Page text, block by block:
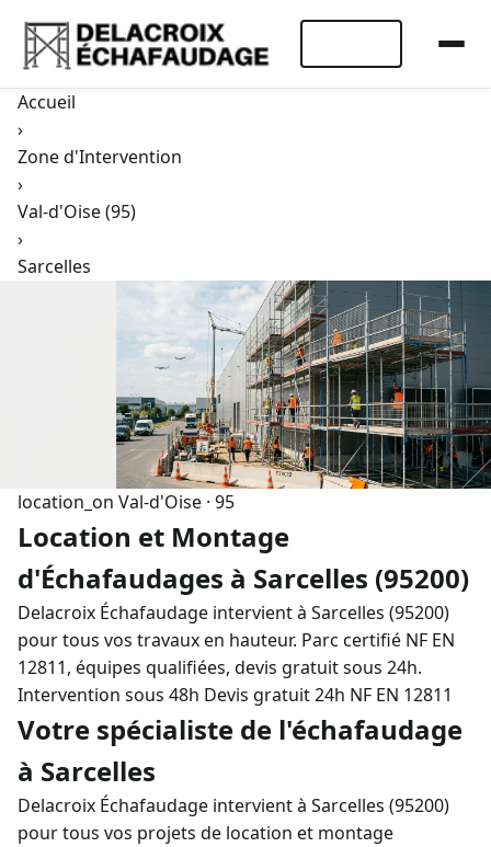
Accueil
›
Zone d'Intervention
›
Val-d'Oise (95)
›
Sarcelles
location_on Val-d'Oise · 95
Location et Montage
d'Échafaudages à Sarcelles (95200)
Delacroix Échafaudage intervient à Sarcelles (95200)
pour tous vos travaux en hauteur. Parc certifié NF EN
12811, équipes qualifiées, devis gratuit sous 24h.
Intervention sous 48h Devis gratuit 24h NF EN 12811
Votre spécialiste de l'échafaudage
à Sarcelles
Delacroix Échafaudage intervient à Sarcelles (95200)
pour tous vos projets de location et montage